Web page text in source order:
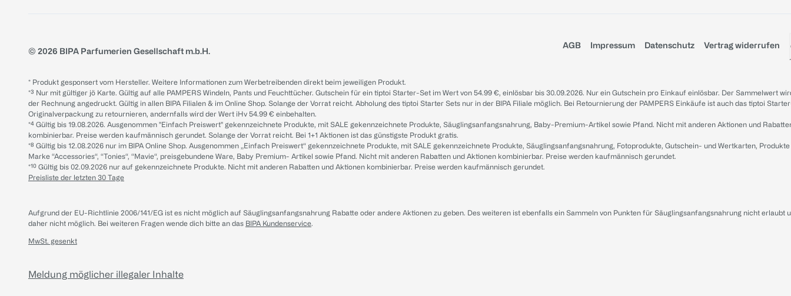
© 2026 BIPA Parfumerien Gesellschaft m.b.H.
AGB Impressum Datenschutz Vertrag widerrufen
* Produkt gesponsert vom Hersteller. Weitere Informationen zum Werbetreibenden direkt beim jeweiligen Produkt.
*³ Nur mit gültiger jö Karte. Gültig auf alle PAMPERS Windeln, Pants und Feuchttücher. Gutschein für ein tiptoi Starter-Set im Wert von 54.99 €, einlösbar bis 30.09.2026. Nur ein Gutschein pro Einkauf einlösbar. Der Sammelwert
der Rechnung angedruckt. Gültig in allen BIPA Filialen & im Online Shop. Solange der Vorrat reicht. Abholung des tiptoi Starter Sets nur in der BIPA Filiale möglich. Bei Retournierung der PAMPERS Einkäufe ist auch das tiptoi
Originalverpackung zu retournieren, andernfalls wird der Wert iHv 54.99 € einbehalten.
*⁴ Gültig bis 19.08.2026. Ausgenommen "Einfach Preiswert" gekennzeichnete Produkte, mit SALE gekennzeichnete Produkte, Säuglingsanfangsnahrung, Baby-Premium-Artikel sowie Pfand. Nicht mit anderen Aktionen und
kombinierbar. Preise werden kaufmännisch gerundet. Solange der Vorrat reicht. Bei 1+1 Aktionen ist das günstigste Produkt gratis.
*⁸ Gültig bis 12.08.2026 nur im BIPA Online Shop. Ausgenommen „Einfach Preiswert“ gekennzeichnete Produkte, mit SALE gekennzeichnete Produkte, Säuglingsanfangsnahrung, Fotoprodukte, Gutschein- und Wertkarten,
Marke “Accessories“, “Tonies“, “Mavie“, preisgebundene Ware, Baby Premium- Artikel sowie Pfand. Nicht mit anderen Rabatten und Aktionen kombinierbar. Preise werden kaufmännisch gerundet.
*¹⁰ Gültig bis 02.09.2026 nur auf gekennzeichnete Produkte. Nicht mit anderen Rabatten und Aktionen kombinierbar. Preise werden kaufmännisch gerundet.
Preisliste der letzten 30 Tage
Aufgrund der EU-Richtlinie 2006/141/EG ist es nicht möglich auf Säuglingsanfangsnahrung Rabatte oder andere Aktionen zu geben. Des weiteren ist ebenfalls ein Sammeln von Punkten für Säuglingsanfangsnahrung nicht erlaubt
daher nicht möglich. Bei weiteren Fragen wende dich bitte an das BIPA Kundenservice.
MwSt. gesenkt
Meldung möglicher illegaler Inhalte